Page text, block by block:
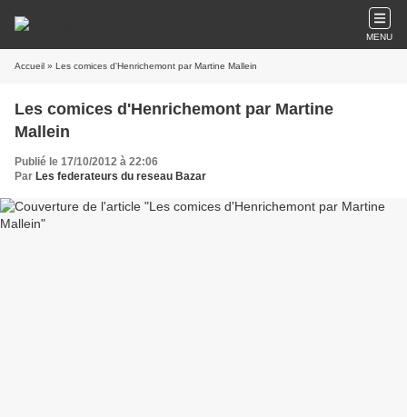
MENU
Accueil » Les comices d'Henrichemont par Martine Mallein
Les comices d'Henrichemont par Martine
Mallein
Publié le 17/10/2012 à 22:06
Par Les federateurs du reseau Bazar